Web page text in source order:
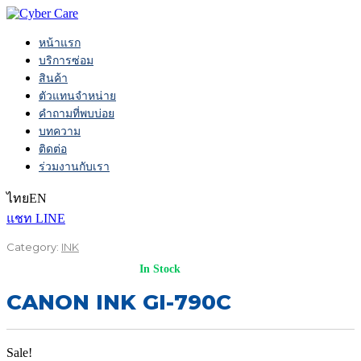
หน้าแรก
บริการซ่อม
สินค้า
ตัวแทนจำหน่าย
คำถามที่พบบ่อย
บทความ
ติดต่อ
ร่วมงานกับเรา
ไทยEN
แชท LINE
Category: INK
In Stock
CANON INK GI-790C
Sale!